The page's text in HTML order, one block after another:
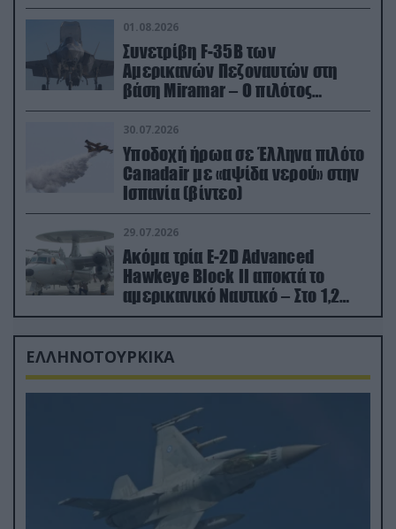
01.08.2026
Συνετρίβη F-35B των
Αμερικανών Πεζοναυτών στη
βάση Miramar – Ο πιλότος
εκτινάχθηκε εγκαίρως
30.07.2026
Υποδοχή ήρωα σε Έλληνα πιλότο
Canadair με «αψίδα νερού» στην
Ισπανία (βίντεο)
29.07.2026
Ακόμα τρία E-2D Advanced
Hawkeye Block II αποκτά το
αμερικανικό Ναυτικό – Στο 1,2
δισ.δολάρια το κόστος
ΕΛΛΗΝΟΤΟΥΡΚΙΚΑ